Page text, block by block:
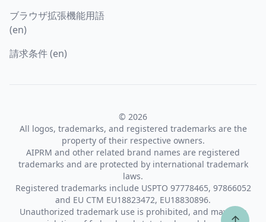
ブラウザ拡張機能用語
(en)
請求条件 (en)
© 2026
All logos, trademarks, and registered trademarks are the
property of their respective owners.
AIPRM and other related brand names are registered
trademarks and are protected by international trademark
laws.
Registered trademarks include USPTO 97778465, 97866052
and EU CTM EU18823472, EU18830896.
Unauthorized trademark use is prohibited, and may be a